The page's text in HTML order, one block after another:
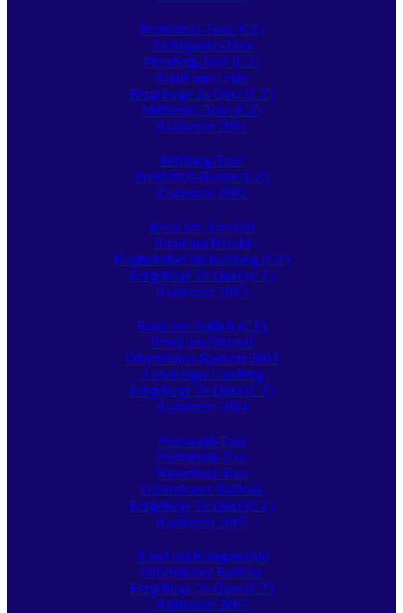
Preßnitztal-Tour (CZ)
Zschopautal-Tour
Plessberg-Tour (CZ)
Rund um Geyer
Erzgebirge 2x Quer (CZ)
Mühlental-Tour (CZ)
Radtouren 2001
Pöhlberg-Tour
Preßnitztal-Runde (CZ)
Radtouren 2002
Rund um Arnsfeld
Rund um Herold
Kupferhübel bis Keilberg (CZ)
Erzgebirge 2x Quer (CZ)
Radtouren 2003
Rund um Kallich (CZ)
Rund um Jöhstadt
Olbernhauer Radtour 2003
Annaberger Landring
Erzgebirge 2x Quer (CZ)
Radtouren 2004
Bornwald-Tour
Preßnitztal-Tour
Wiesenbad-Tour
Olbernhauer Radtour
Erzgebirge 2x Quer (CZ)
Radtouren 2005
Rund um Königswalde
Olbernhauer Radtour
Erzgebirge 2x Quer (CZ)
Radtouren 2007